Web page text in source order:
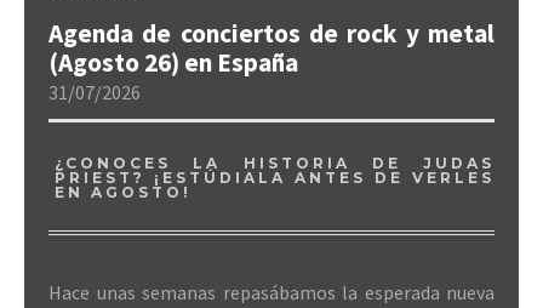
Agenda de conciertos de rock y metal
(Agosto 26) en España
31/07/2026
¿CONOCES LA HISTORIA DE JUDAS
PRIEST? ¡ESTÚDIALA ANTES DE VERLES
EN AGOSTO!
Hace unas semanas repasábamos la esperada nueva